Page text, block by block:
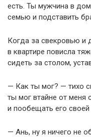
есть. Ты мужчина в
семью и подставить
Когда за свекровью и
в квартире повисла
сидеть за столом,
— Как ты мог? — тихо
ты мог втайне от меня
и пообещать его
— Ань, ну я ничего не